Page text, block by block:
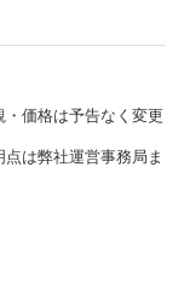
価格は予告なく変更
は弊社運営事務局ま